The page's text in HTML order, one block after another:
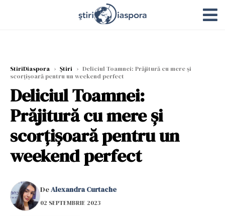
StiriDiaspora › Știri › Deliciul Toamnei: Prăjitură cu mere și
scorțișoară pentru un weekend perfect
Deliciul Toamnei:
Prăjitură cu mere și
scorțișoară pentru un
weekend perfect
DeAlexandra Curtache
02 SEPTEMBRIE 2023